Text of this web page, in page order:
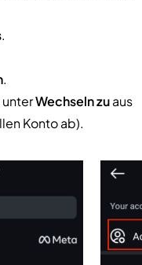
.
.
Wechseln zuaus
Konto ab).